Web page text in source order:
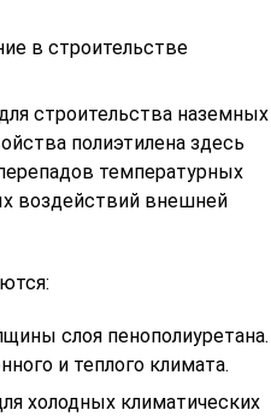
в строительстве
строительства наземных
полиэтилена здесь
температурных
воздействий внешней
слоя пенополиуретана.
и теплого климата.
холодных климатических